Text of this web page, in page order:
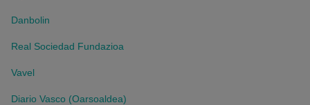
Danbolin
Real Sociedad Fundazioa
Vavel
Diario Vasco (Oarsoaldea)